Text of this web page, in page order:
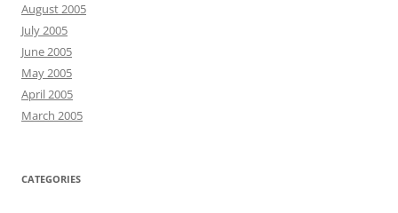
August 2005
July 2005
June 2005
May 2005
April 2005
March 2005
CATEGORIES